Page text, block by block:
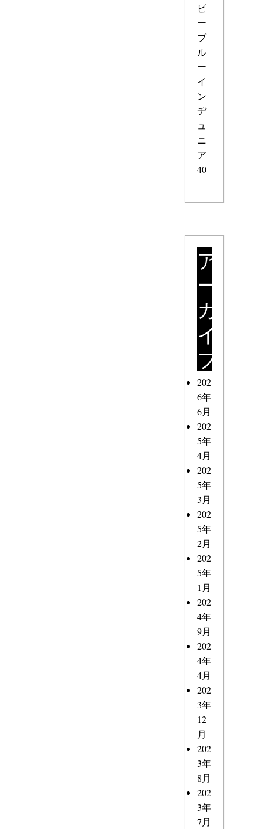
ピ
ー
ブ
ル
ー
イ
ン
ヂ
ュ
ニ
ア
40
ア
ー
カ
イ
ブ
202
6年
6月
202
5年
4月
202
5年
3月
202
5年
2月
202
5年
1月
202
4年
9月
202
4年
4月
202
3年
12
月
202
3年
8月
202
3年
7月